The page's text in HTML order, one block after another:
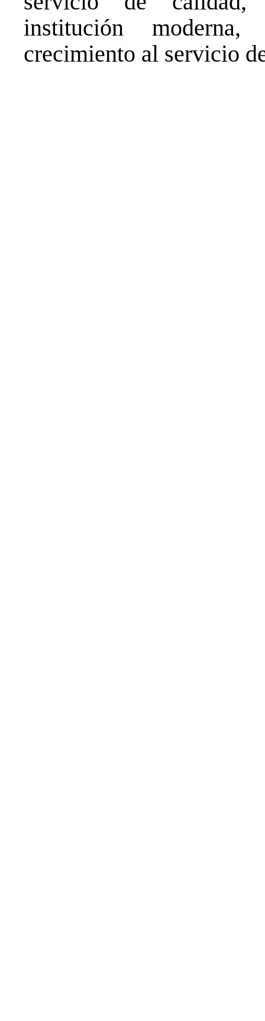
institución
crecimiento al servicio